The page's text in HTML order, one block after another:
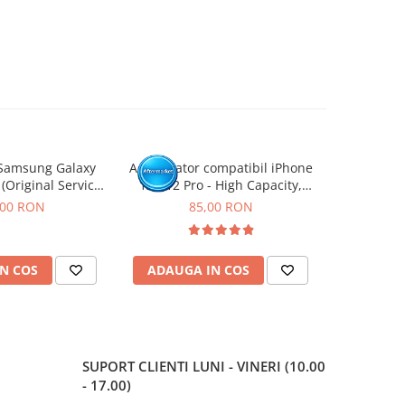
Galaxy
(Original Service
RON
COS
Acumulator compatibil iPhone
12 / 12 Pro - High Capacity,
Diagnostic - Sanatate 100%
85,00 RON
ADAUGA IN COS
SUPORT CLIENTI LUNI - VINERI (10.00
- 17.00)